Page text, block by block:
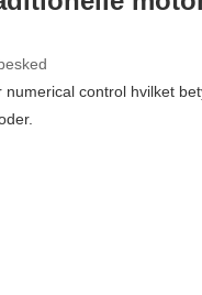
control hvilket